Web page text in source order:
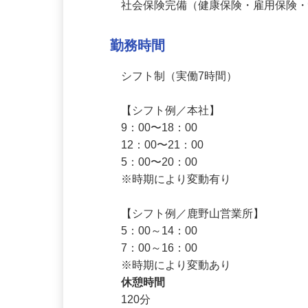
受動喫煙対策：屋内原則禁煙（喫煙
社会保険完備（健康保険・雇用保険
勤務時間
シフト制（実働7時間）
【シフト例／本社】
9：00〜18：00
12：00〜21：00
※時期により変動有り
【シフト例／鹿野山営業所】
5：00～14：00
7：00～16：00
※時期により変動あり